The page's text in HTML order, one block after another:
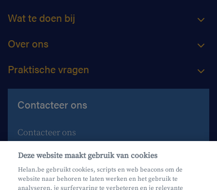
Wat te doen bij
Over ons
Praktische vragen
Contacteer ons
Contacteer ons
Maak een afspraak
Waar vind je ons?
Phishing
Deze website maakt gebruik van cookies
Helan.be gebruikt cookies, scripts en web beacons om de
website naar behoren te laten werken en het gebruik te
analyseren, je surfervaring te verbeteren en je relevante